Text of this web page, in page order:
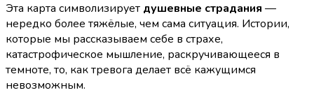
Эта карта символизирует душевные страдания —
нередко более тяжёлые, чем сама ситуация. Истории,
которые мы рассказываем себе в страхе,
катастрофическое мышление, раскручивающееся в
темноте, то, как тревога делает всё кажущимся
невозможным.